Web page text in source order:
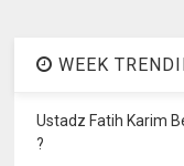
WEEK
Ustadz Fatih Karim
?